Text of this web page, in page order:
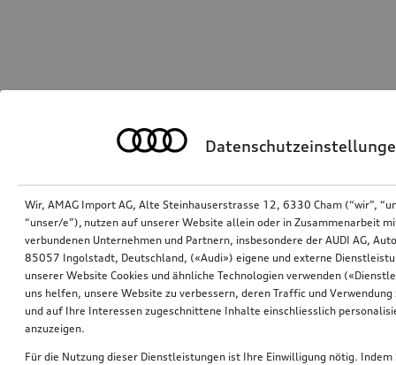
Wir, AMAG Import AG, Alte Steinhauserstrasse 12, 6330 Cham (“wir”,
“unser/e”), nutzen auf unserer Website allein oder in Zusammenarbeit
verbundenen Unternehmen und Partnern, insbesondere der AUDI AG,
85057 Ingolstadt, Deutschland, («Audi») eigene und externe
unserer Website Cookies und ähnliche Technologien verwenden
uns helfen, unsere Website zu verbessern, deren Traffic und Verwendung
und auf Ihre Interessen zugeschnittene Inhalte einschliesslich
anzuzeigen.
Für die Nutzung dieser Dienstleistungen ist Ihre Einwilligung nötig. Indem